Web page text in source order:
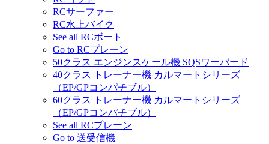
RCサーファー
RC水上バイク
See all RCボート
Go to RCプレーン
50クラス エンジンスケール機 SQSワーバード
40クラス トレーナー機 カルマートシリーズ
（EP/GPコンパチブル）
60クラス トレーナー機 カルマートシリーズ
（EP/GPコンパチブル）
See all RCプレーン
Go to 送受信機